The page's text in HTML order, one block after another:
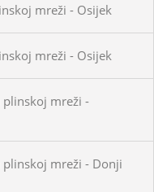
mreži - Osijek
mreži - Osijek
mreži -
mreži - Donji